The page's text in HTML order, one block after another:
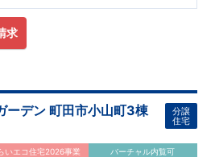
求
ーデン 町田市小山町3棟
分譲
住宅
いエコ住宅2026事業 バーチャル内覧可